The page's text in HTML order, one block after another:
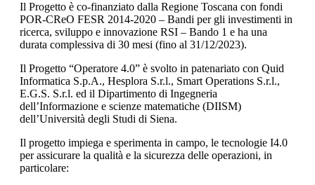
Il Progetto è co-finanziato dalla Regione Toscana con fondi
POR-CReO FESR 2014-2020 – Bandi per gli investimenti in
ricerca, sviluppo e innovazione RSI – Bando 1 e ha una
durata complessiva di 30 mesi (fino al 31/12/2023).
Il Progetto “Operatore 4.0” è svolto in patenariato con Quid
Informatica S.p.A., Hesplora S.r.l., Smart Operations S.r.l.,
E.G.S. S.r.l. ed il Dipartimento di Ingegneria
dell’Informazione e scienze matematiche (DIISM)
dell’Università degli Studi di Siena.
Il progetto impiega e sperimenta in campo, le tecnologie I4.0
per assicurare la qualità e la sicurezza delle operazioni, in
particolare: